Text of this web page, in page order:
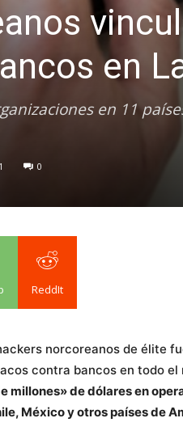
en
en 11
0
ReddIt
norcoreanos de élite
contra bancos en todo el
millones» de dólares en
México y otros países de